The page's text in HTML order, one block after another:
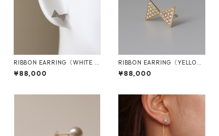
RIBBON EARRING（WHITE G
OLD） - E1044
¥88,000
RIBBON EARRING（YELLOW
GOLD） - E1044
¥88,000